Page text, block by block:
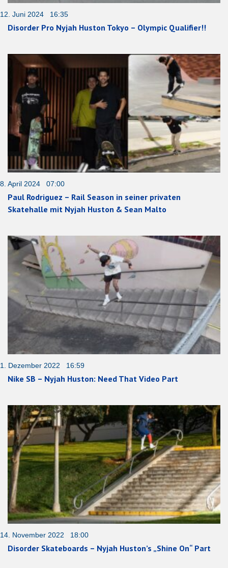
12. Juni 2024 16:35
Disorder Pro Nyjah Huston Tokyo – Olympic Qualifier!!
8. April 2024 07:00
Paul Rodriguez – Rail Season in seiner privaten
Skatehalle mit Nyjah Huston & Sean Malto
1. Dezember 2022 16:59
Nike SB – Nyjah Huston: Need That Video Part
14. November 2022 18:00
Disorder Skateboards – Nyjah Huston’s „Shine On“ Part